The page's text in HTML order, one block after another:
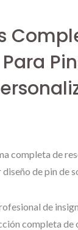
completa de
de pin de
de
completa de